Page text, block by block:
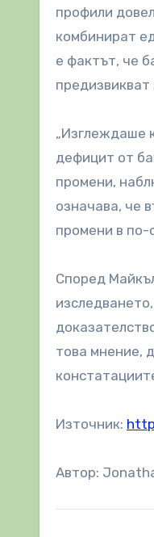
профили
комбинират
е фактът, че
„Изглеждаше
дефицит от
промени,
означава, че
промени в по-
Според
това мнение,
Източник:
Автор: